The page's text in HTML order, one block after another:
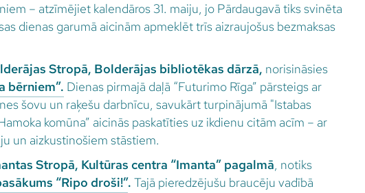
– atzīmējiet kalendāros 31. maiju, jo Pārdaugavā tiks svinēta
dienas garumā aicinām apmeklēt trīs aizraujošus bezmaksas
Stropā, Bolderājas bibliotēkas dārzā, norisināsies
bērniem”. Dienas pirmajā daļā “Futurimo Rīga” pārsteigs ar
šovu un raķešu darbnīcu, savukārt turpinājumā "Istabas
komūna” aicinās paskatīties uz ikdienu citām acīm – ar
un aizkustinošiem stāstiem.
Stropā, Kultūras centra “Imanta” pagalmā, notiks
“Ripo droši!”. Tajā pieredzējušu braucēju vadībā